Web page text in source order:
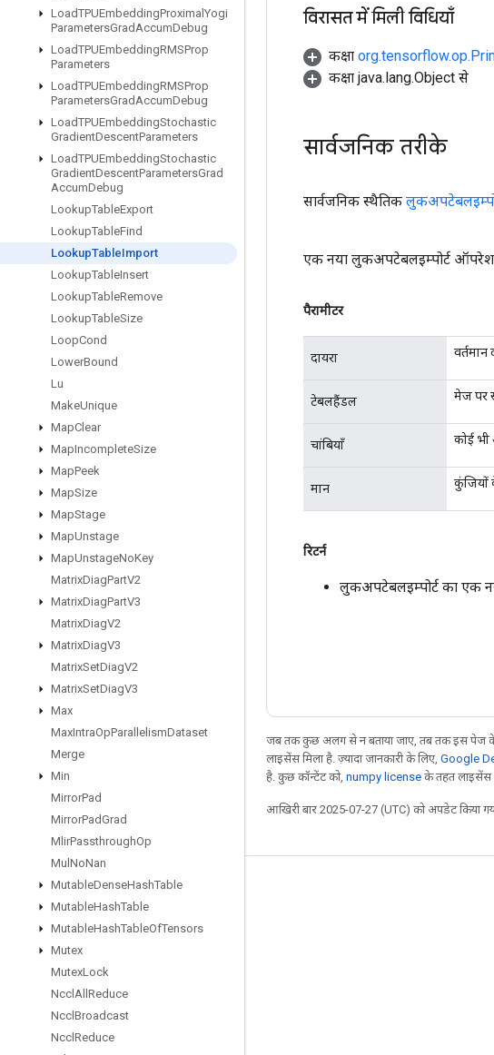
LoadTPUEmbeddingProximal Yogi
ParametersGradAccumDebug
LoadTPUEmbeddingRMSProp
Parameters
LoadTPUEmbeddingRMSProp
ParametersGradAccumDebug
LoadTPUEmbeddingStochastic
GradientDescentParameters
LoadTPUEmbeddingStochastic
GradientDescentParametersGrad
AccumDebug
LookupTableExport
LookupTableFind
LookupTableImport
LookupTableInsert
LookupTableRemove
LookupTableSize
LoopCond
LowerBound
Lu
MakeUnique
MapClear
MapIncompleteSize
MapPeek
MapSize
MapStage
MapUnstage
MapUnstageNoKey
MatrixDiagPartV2
MatrixDiagPartV3
MatrixDiagV2
MatrixDiagV3
MatrixSetDiagV2
MatrixSetDiagV3
Max
MaxIntraOpParallelismDataset
Merge
Min
MirrorPad
MirrorPadGrad
MlirPassthroughOp
Mul NoNan
MutableDenseHashTable
MutableHashTable
MutableHashTableOfTensors
Mutex
MutexLock
Nccl All Reduce
Nccl Broadcast
Nccl Reduce
विरासत में मिली विधियाँ
कक्षा
कक्षा java.lang.Object से
सार्वजनिक तरीके
सार्वजनिक स्थैतिक
एक नया लुकअपटेबलइम्पोर्ट
पैरामीटर
दायरा वर्तमान
टेबलहैंडल मेज पर
चांबियाँ कोई
मान कुंजियों
रिटर्न
लुकअपटेबलइम्पोर्ट का एक
जब तक कुछ अलग से न बताया जाए, तब तक इस पेज
लाइसेंस मिला है. ज़्यादा जानकारी के लिए, Google
है. कुछ कॉन्टेंट को, numpy license के तहत लाइसेंस
आखिरी बार 2025-07-27 (UTC) को अपडेट किया
जुड़े रहें
फ़ोरम
GitHub
YouTube